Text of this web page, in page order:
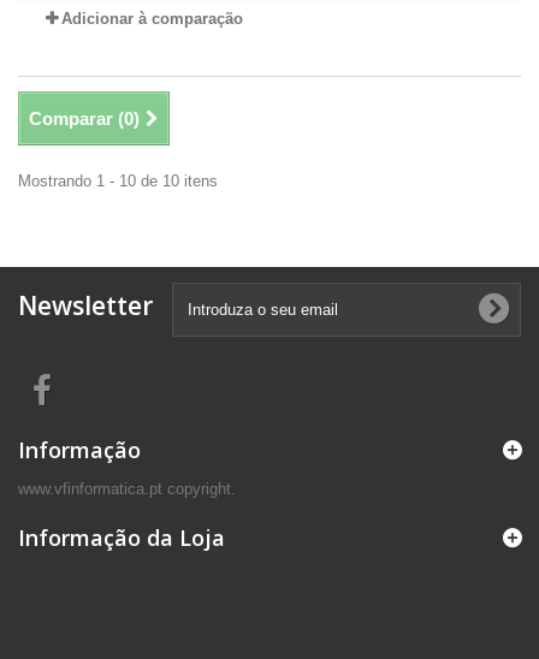
Adicionar à comparação
Comparar (0)
Mostrando 1 - 10 de 10 itens
Newsletter
Informação
www.vfinformatica.pt copyright.
Informação da Loja